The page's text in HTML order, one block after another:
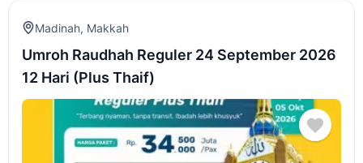
Madinah, Makkah
Umroh Raudhah Reguler 24 September 2026
12 Hari (Plus Thaif)